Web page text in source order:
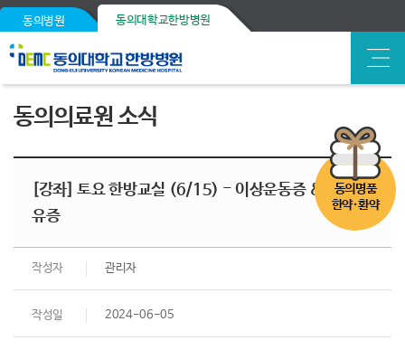
동의병원 동의대학교한방병원
동의명품
한약·환약
동의의료원 소식
[강좌] 토요 한방교실 (6/15) - 이상운동증 & 중풍 후
유증
작성자 관리자
작성일 2024-06-05